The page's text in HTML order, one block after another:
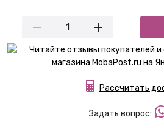
Рассчитать
Задать вопрос: